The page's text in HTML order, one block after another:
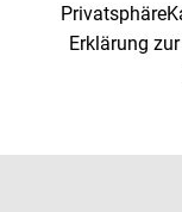
Privatsphäre
Erklärung